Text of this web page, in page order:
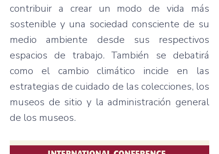
contribuir a crear un modo de vida más
sostenible y una sociedad consciente de su
medio ambiente desde sus respectivos
espacios de trabajo. También se debatirá
como el cambio climático incide en las
estrategias de cuidado de las colecciones, los
museos de sitio y la administración general
de los museos.